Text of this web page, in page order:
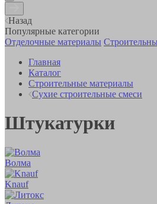
Назад
Популярные категории
Отделочные материалы
Главная
Каталог
Строительные материалы
Сухие строительные смеси
Штукатурки
Волма
Knauf